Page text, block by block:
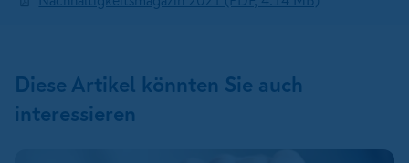
Diese Artikel könnten Sie auch
interessieren